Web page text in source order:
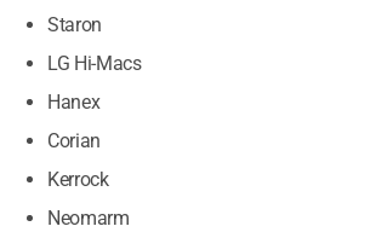
Staron
LG Hi-Macs
Hanex
Corian
Kerrock
Neomarm